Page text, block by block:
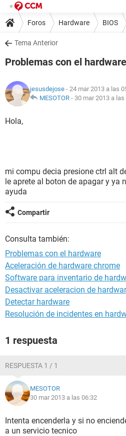
Foros Hardware BIOS
Tema Anterior
Problemas con el hardware
jesusdejose - 24 mar 2013 a las
MESOTOR - 30 mar 2013 a las
Hola,
mi compu decia presione ctrl alt
le aprete al boton de apagar y ya
ayuda
Compartir
Consulta también:
Problemas con el hardware
Aceleración de hardware chrome
Software para inventario de
Desactivar aceleracion de
Detectar hardware
Resolución de incidentes en
1 respuesta
RESPUESTA 1 / 1
MESOTOR
30 mar 2013 a las 06:32
Intenta encenderla y si no
a un servicio tecnico